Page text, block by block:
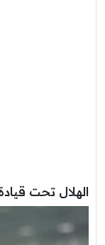
الهلال تحت